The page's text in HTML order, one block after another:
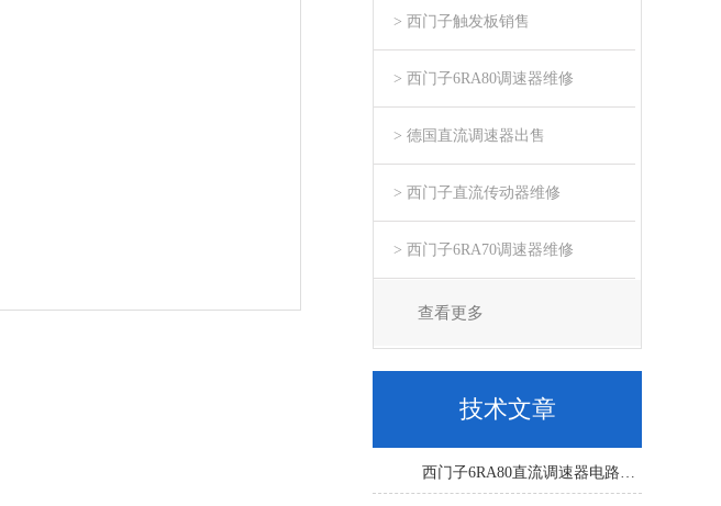
> 西门子触发板销售
> 西门子6RA80调速器维修
> 德国直流调速器出售
> 西门子直流传动器维修
> 西门子6RA70调速器维修
查看更多
技术文章
西门子6RA80直流调速器电路板坏销售修理单位